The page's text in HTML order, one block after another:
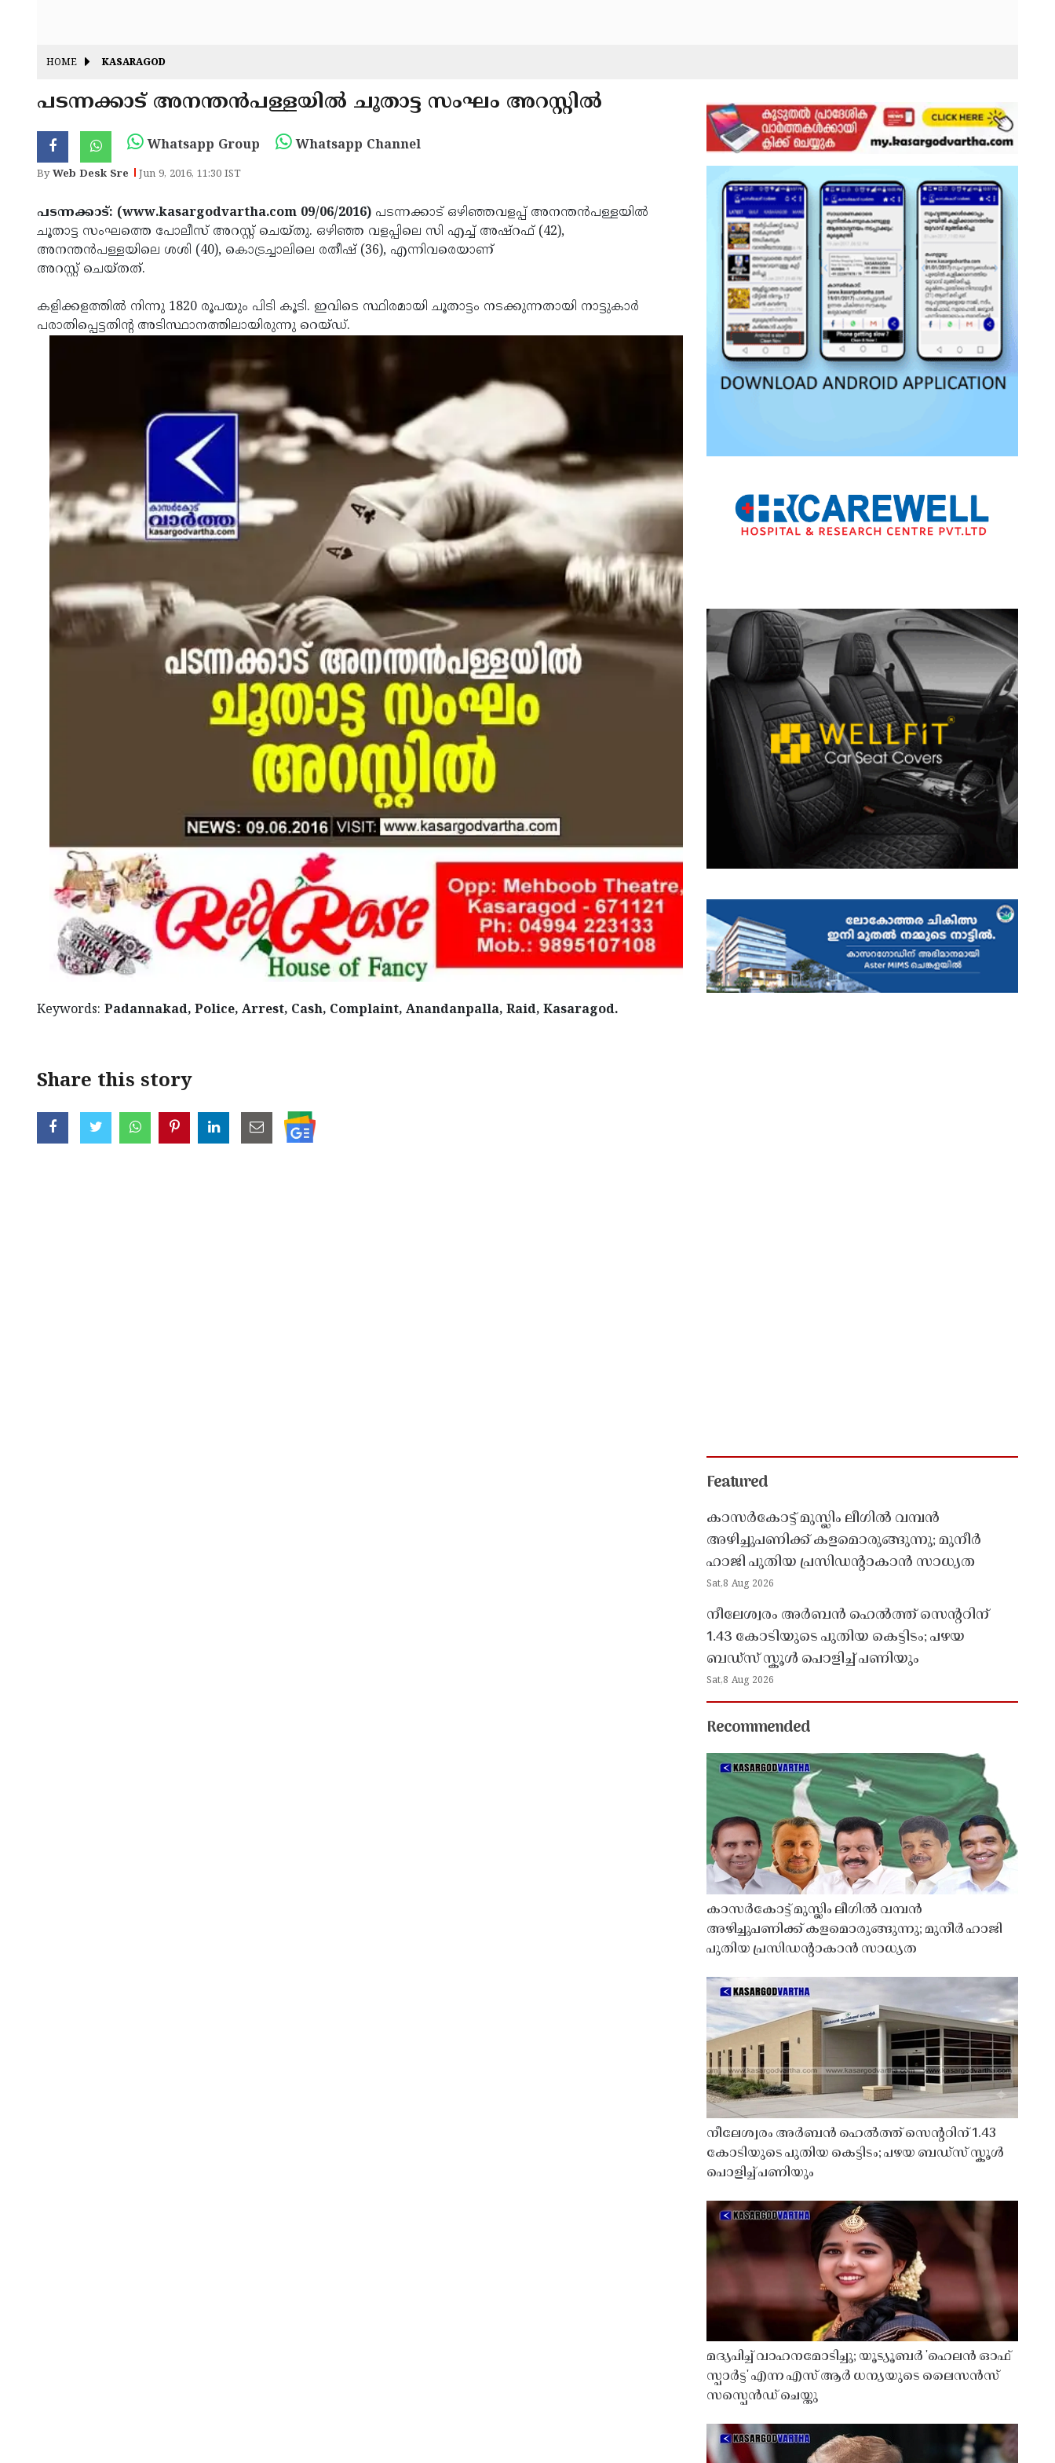
HOME KASARAGOD
പടന്നക്കാട് അനന്തന്‍പള്ളയില്‍ ചൂതാട്ട സംഘം അറസ്റ്റില്‍
Whatsapp Group Whatsapp Channel
ByWeb Desk Sre Jun 9, 2016, 11:30 IST
പടന്നക്കാട്: (www.kasargodvartha.com 09/06/2016) പടന്നക്കാട് ഒഴിഞ്ഞവളപ്പ് അനന്തന്‍പള്ളയില്‍
ചൂതാട്ട സംഘത്തെ പോലീസ് അറസ്റ്റ് ചെയ്തു. ഒഴിഞ്ഞ വളപ്പിലെ സി എച്ച് അഷ്‌റഫ് (42),
അനന്തന്‍പള്ളയിലെ ശശി (40), കൊട്രച്ചാലിലെ രതീഷ് (36), എന്നിവരെയാണ്
അറസ്റ്റ് ചെയ്തത്.
കളിക്കളത്തില്‍ നിന്നു 1820 രൂപയും പിടി കൂടി. ഇവിടെ സ്ഥിരമായി ചൂതാട്ടം നടക്കുന്നതായി നാട്ടുകാര്‍
പരാതിപ്പെട്ടതിന്റ അടിസ്ഥാനത്തിലായിരുന്നു റെയ്ഡ്.
Keywords: Padannakad, Police, Arrest, Cash, Complaint, Anandanpalla, Raid, Kasaragod.
Share this story
Featured
കാസർകോട്ട് മുസ്ലിം ലീഗിൽ വമ്പൻ
അഴിച്ചുപണിക്ക് കളമൊരുങ്ങുന്നു; മുനീർ
ഹാജി പുതിയ പ്രസിഡൻ്റാകാൻ സാധ്യത
Sat,8 Aug 2026
നീലേശ്വരം അർബൻ ഹെൽത്ത് സെൻ്ററിന്
1.43 കോടിയുടെ പുതിയ കെട്ടിടം; പഴയ
ബഡ്സ് സ്കൂൾ പൊളിച്ച് പണിയും
Sat,8 Aug 2026
Recommended
കാസർകോട്ട് മുസ്ലിം ലീഗിൽ വമ്പൻ
അഴിച്ചുപണിക്ക് കളമൊരുങ്ങുന്നു; മുനീർ ഹാജി
പുതിയ പ്രസിഡൻ്റാകാൻ സാധ്യത
നീലേശ്വരം അർബൻ ഹെൽത്ത് സെൻ്ററിന് 1.43
കോടിയുടെ പുതിയ കെട്ടിടം; പഴയ ബഡ്സ് സ്കൂൾ
പൊളിച്ച് പണിയും
മദ്യപിച്ച് വാഹനമോടിച്ചു; യൂട്യൂബർ 'ഹെലൻ ഓഫ്
സ്പാർട്ട' എന്ന എസ് ആർ ധന്യയുടെ ലൈസൻസ്
സസ്പെൻഡ് ചെയ്തു ​​​​​​​